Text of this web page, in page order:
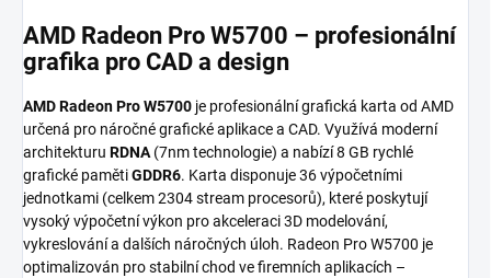
AMD Radeon Pro W5700 – profesionální
grafika pro CAD a design
AMD Radeon Pro W5700 je profesionální grafická karta od AMD
určená pro náročné grafické aplikace a CAD. Využívá moderní
architekturu RDNA(7nm technologie) a nabízí 8 GB rychlé
grafické pamětiGDDR6. Karta disponuje 36 výpočetními
jednotkami (celkem 2304 stream procesorů), které poskytují
vysoký výpočetní výkon pro akceleraci 3D modelování,
vykreslování a dalších náročných úloh. Radeon Pro W5700 je
optimalizován pro stabilní chod ve firemních aplikacích –